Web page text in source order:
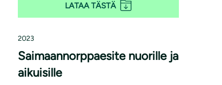
LATAA TÄSTÄ
2023
Saimaannorppaesite nuorille ja
aikuisille